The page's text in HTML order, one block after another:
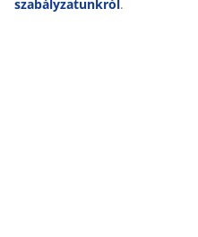
visszavonhatja. Az „Összes